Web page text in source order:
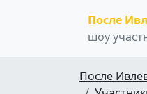
После
шоу
После